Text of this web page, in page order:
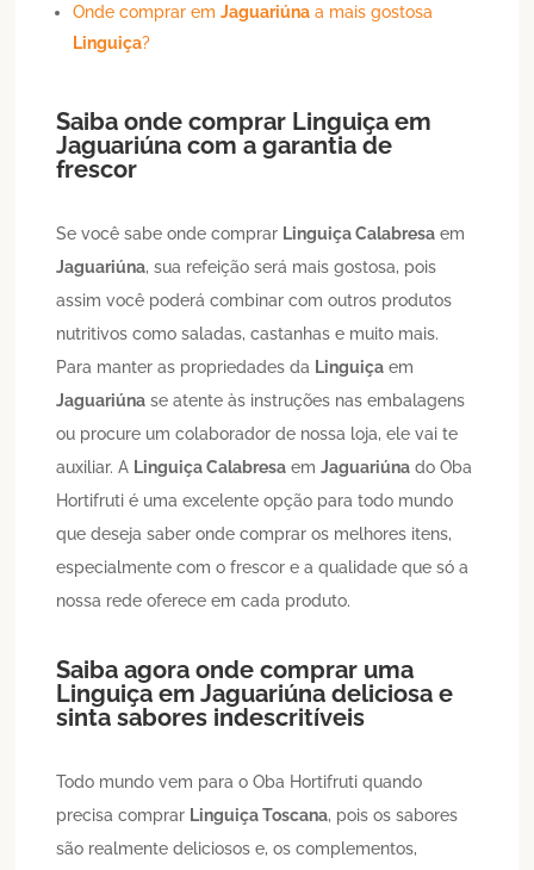
Onde comprar emJaguariúna a mais gostosa
Linguiça?
Saiba onde comprar Linguiça em
Jaguariúna com a garantia de
frescor
Se você sabe onde comprar Linguiça Calabresa em
Jaguariúna, sua refeição será mais gostosa, pois
assim você poderá combinar com outros produtos
nutritivos como saladas, castanhas e muito mais.
Para manter as propriedades da Linguiça em
Jaguariúna se atente às instruções nas embalagens
ou procure um colaborador de nossa loja, ele vai te
auxiliar. A Linguiça Calabresa emJaguariúna do Oba
Hortifruti é uma excelente opção para todo mundo
que deseja saber onde comprar os melhores itens,
especialmente com o frescor e a qualidade que só a
nossa rede oferece em cada produto.
Saiba agora onde comprar uma
Linguiça emJaguariúna deliciosa e
sinta sabores indescritíveis
Todo mundo vem para o Oba Hortifruti quando
precisa comprar Linguiça Toscana, pois os sabores
são realmente deliciosos e, os complementos,